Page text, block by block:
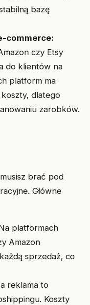
bazę
commerce:
czy Etsy
do klientów na
platform ma
dlatego
zarobków.
brać pod
Główne
platformach
Amazon
sprzedaż, co
reklama to
Koszty